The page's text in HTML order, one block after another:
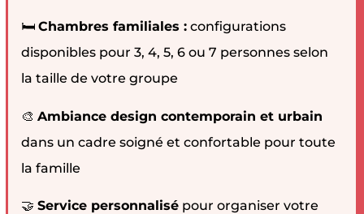
🛏️Chambres familiales : configurations
disponibles pour 3, 4, 5, 6 ou 7 personnes selon
la taille de votre groupe
🎨Ambiance design contemporain et urbain
dans un cadre soigné et confortable pour toute
la famille
🤝Service personnalisé pour organiser votre